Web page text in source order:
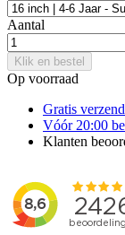
Aantal
Klik en bestel
Op voorraad
Gratis
Vóór 20:00
Klanten